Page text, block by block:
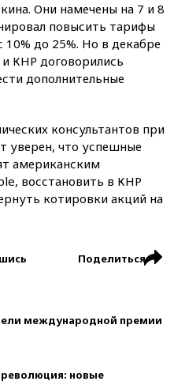
Они намечены на 7 и 8
повысить тарифы
до 25%. Но в декабре
КНР договорились
дополнительные
консультантов при
уверен, что успешные
американским
восстановить в КНР
котировки акций на
Поделиться
международной премии
революция: новые